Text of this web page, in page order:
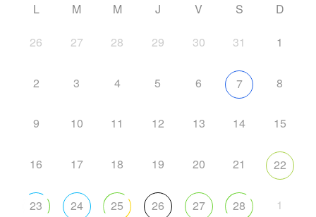
L M M J V S D
26 27 28 29 30 31 1
2 3 4 5 6 7 8
9 10 11 12 13 14 15
16 17 18 19 20 21 22
23 24 25 26 27 28 1